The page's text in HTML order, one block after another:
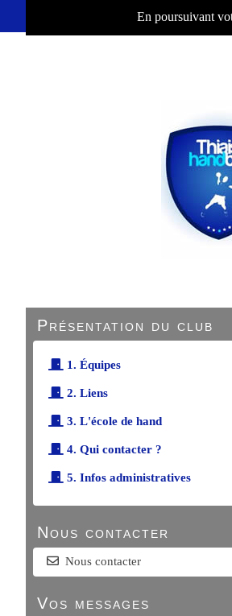
En poursuivant
Présentation du club
1. Équipes
2. Liens
3. L'école de hand
4. Qui contacter ?
5. Infos administratives
Nous contacter
Nous contacter
Vos messages